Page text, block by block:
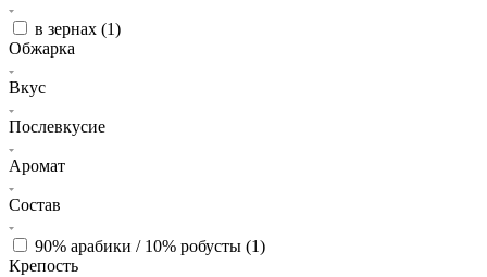
в зернах (1)
Обжарка
Вкус
Послевкусие
Аромат
Состав
90% арабики / 10% робусты (1)
Крепость